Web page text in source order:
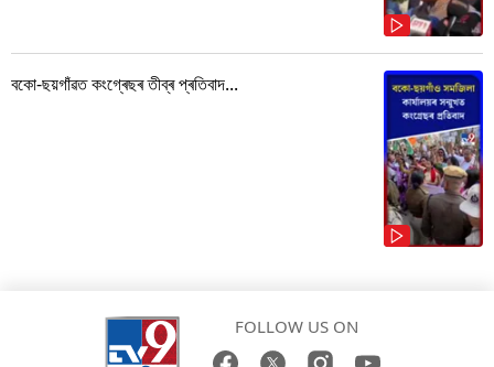
বকো-ছয়গাঁৱত কংগ্ৰেছৰ তীব্ৰ প্ৰতিবাদ...
FOLLOW US ON